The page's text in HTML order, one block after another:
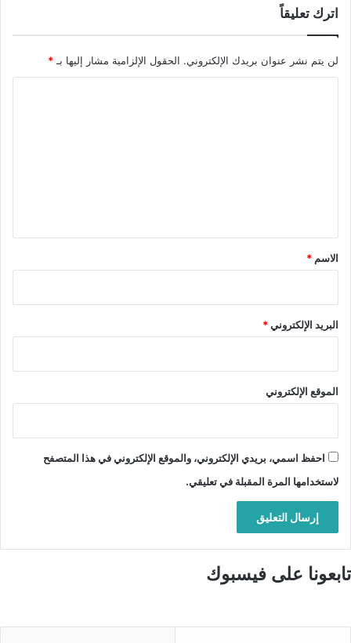
اترك تعليقاً
لن يتم نشر عنوان بريدك الإلكتروني. الحقول الإلزامية مشار إليها بـ *
*
الاسم *
البريد الإلكتروني*
الموقع الإلكتروني
احفظ اسمي، بريدي الإلكتروني، والموقع الإلكتروني في هذا المتصفح
لاستخدامها المرة المقبلة في تعليقي.
تابعونا على فيسبوك